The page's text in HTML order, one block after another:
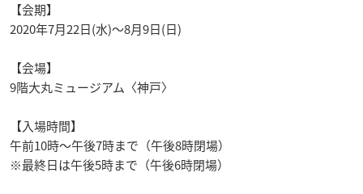
【会期】
2020年7月22日(水)〜8月9日(日)
【会場】
9階大丸ミュージアム〈神戸〉
【入場時間】
午前10時〜午後7時まで（午後8時閉場）
※最終日は午後5時まで（午後6時閉場）